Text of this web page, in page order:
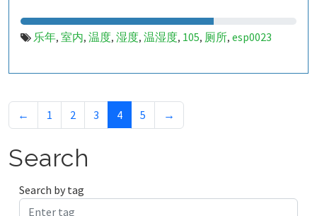
乐年, 室内, 温度, 湿度, 温湿度, 105, 厕所, esp0023
← 1 2 3 4 5 →
Search
Search by tag